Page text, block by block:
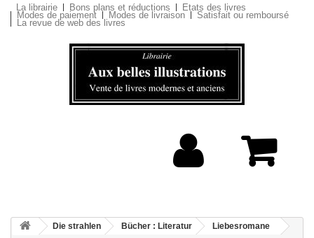
La librairie Bons plans et réductions Etats des livres
Modes de paiement Modes de livraison Satisfait ou remboursé
La revue de web des livres
Die strahlen Bücher : Literatur
Liebesromane